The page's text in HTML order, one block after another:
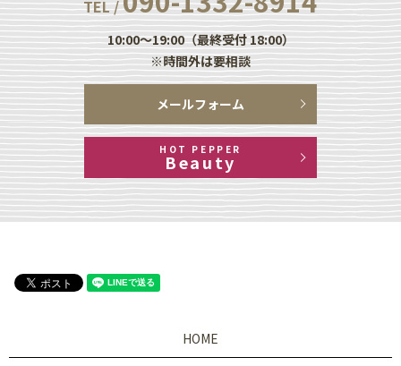
TEL /
10:00～19:00（最終受付 18:00）
※時間外は要相談
メールフォーム
HOT PEPPER
Beauty
HOME